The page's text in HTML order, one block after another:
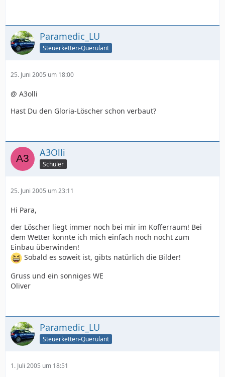
Paramedic_LU
Steuerketten-Querulant
25. Juni 2005 um 18:00
@ A3olli
Hast Du den Gloria-Löscher schon verbaut?
A3Olli
Schüler
25. Juni 2005 um 23:11
Hi Para,
der Löscher liegt immer noch bei mir im Kofferraum! Bei
dem Wetter konnte ich mich einfach noch nocht zum
Einbau überwinden!
Sobald es soweit ist, gibts natürlich die Bilder!
Gruss und ein sonniges WE
Oliver
Paramedic_LU
Steuerketten-Querulant
1. Juli 2005 um 18:51